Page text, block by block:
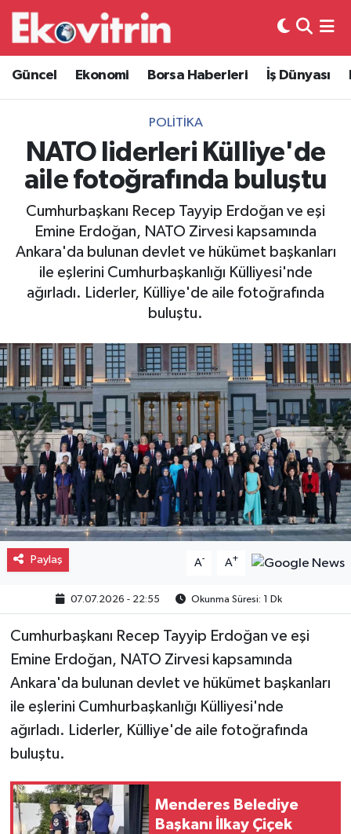
Güncel Ekonomi Borsa Haberleri İş Dünyası
POLITIKA
NATO liderleri Külliye'de
aile fotoğrafında buluştu
Cumhurbaşkanı Recep Tayyip Erdoğan ve eşi
Emine Erdoğan, NATO Zirvesi kapsamında
Ankara'da bulunan devlet ve hükümet başkanları
ile eşlerini Cumhurbaşkanlığı Külliyesi'nde
ağırladı. Liderler, Külliye'de aile fotoğrafında
buluştu.
Paylaş A- A+
07.07.2026 - 22:55 Okunma Süresi: 1 Dk
Cumhurbaşkanı Recep Tayyip Erdoğan ve eşi
Emine Erdoğan, NATO Zirvesi kapsamında
Ankara'da bulunan devlet ve hükümet başkanları
ile eşlerini Cumhurbaşkanlığı Külliyesi'nde
ağırladı. Liderler, Külliye'de aile fotoğrafında
buluştu.
Menderes Belediye
Başkanı İlkay Çiçek
Güncel
Ekonomi
Borsa Haberleri
İş Dünyası
Lojistik
Otovitrin
Asayiş
Gayrimenkul
Spor
Eğitim
Hava Durumu
Trafik Durumu
Süper Lig Puan Durumu ve Fikstür
Tüm Manşetler
Son Dakika Haberleri
Haber Arşivi